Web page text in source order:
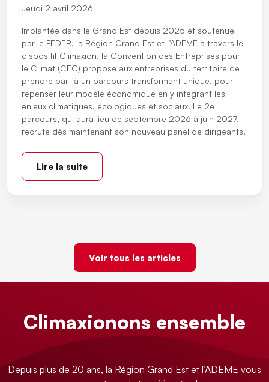
Jeudi 2 avril 2026
Implantée dans le Grand Est depuis 2025 et soutenue
par le FEDER, la Région Grand Est et l’ADEME à travers le
dispositif Climaxion, la Convention des Entreprises pour
le Climat (CEC) propose aux entreprises du territoire de
prendre part à un parcours transformant unique, pour
repenser leur modèle économique en y intégrant les
enjeux climatiques, écologiques et sociaux. Le 2e
parcours, qui aura lieu de septembre 2026 à juin 2027,
recrute dès maintenant son nouveau panel de dirigeants.
Lire la suite
Voir tous les articles
Climaxionons ensemble
Depuis plus de 20 ans, la Région Grand Est et l’ADEME vous